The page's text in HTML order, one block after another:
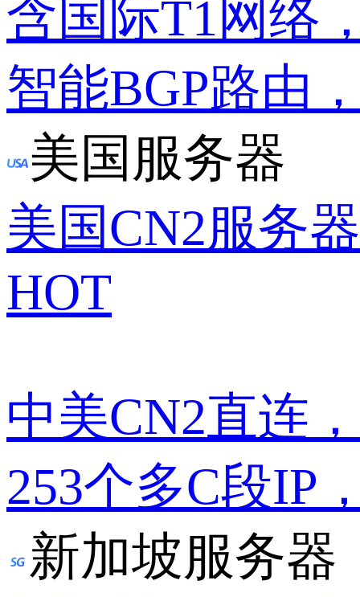
含国际T1网络
智能BGP路由
美国服务器
美国CN2服务器
HOT
中美CN2直连
253个多C段IP
新加坡服务器